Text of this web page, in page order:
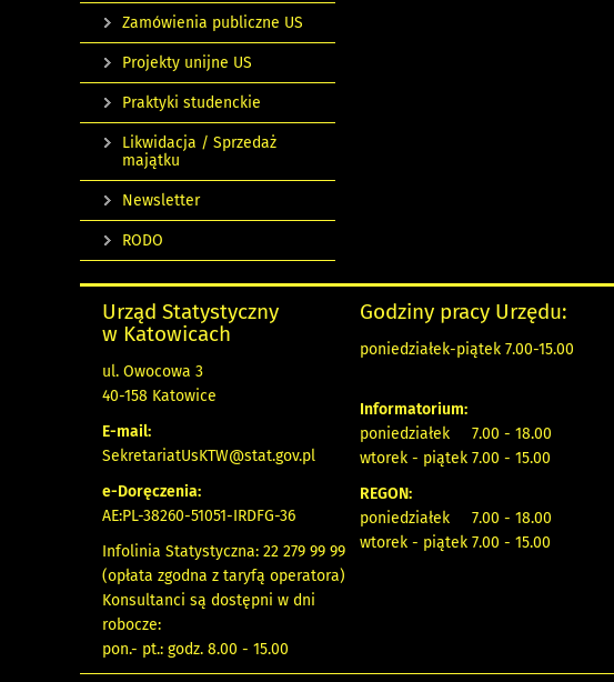
Zamówienia publiczne US
Projekty unijne US
Praktyki studenckie
Likwidacja / Sprzedaż
majątku
Newsletter
RODO
Urząd Statystyczny
w Katowicach
ul. Owocowa 3
40-158 Katowice
E-mail:
SekretariatUsKTW@stat.gov.pl
e-Doręczenia:
AE:PL-38260-51051-IRDFG-36
Infolinia Statystyczna: 22 279 99 99
(opłata zgodna z taryfą operatora)
Konsultanci są dostępni w dni
robocze:
pon.- pt.: godz. 8.00 - 15.00
Godziny pracy Urzędu:
poniedziałek-piątek 7.00-15.00
Informatorium:
poniedziałek 7.00 - 18.00
wtorek - piątek 7.00 - 15.00
REGON:
poniedziałek 7.00 - 18.00
wtorek - piątek 7.00 - 15.00